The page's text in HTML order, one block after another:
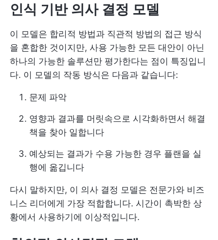
인식 기반 의사 결정 모델
이 모델은 합리적 방법과 직관적 방법의 접근 방식
을 혼합한 것이지만, 사용 가능한 모든 대안이 아닌
하나의 가능한 솔루션만 평가한다는 점이 특징입니
다. 이 모델의 작동 방식은 다음과 같습니다:
문제 파악
영향과 결과를 머릿속으로 시각화하면서 해결
책을 찾아 일합니다
예상되는 결과가 수용 가능한 경우 플랜을 실
행에 옮깁니다
다시 말하지만, 이 의사 결정 모델은 전문가와 비즈
니스 리더에게 가장 적합합니다. 시간이 촉박한 상
황에서 사용하기에 이상적입니다.